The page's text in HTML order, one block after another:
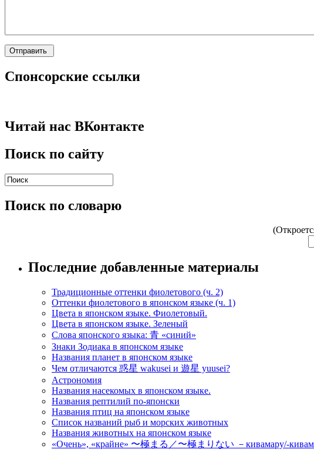
Спонсорские ссылки
Читай нас ВКонтакте
Поиск по сайту
Поиск по словарю
Последние добавленные материалы
Традиционные оттенки фиолетового (ч. 2)
Оттенки фиолетового в японском языке (ч. 1)
Цвета в японском языке. Фиолетовый.
Цвета в японском языке. Зеленый
Слова японского языка: 青 «синий»
Знаки Зодиака в японском языке
Названия планет в японском языке
Чем отличаются 惑星 wakusei и 遊星 yuusei?
Астрономия
Названия насекомых в японском языке.
Названия рептилий по-японски
Названия птиц на японском языке
Список названий рыб и морских животных
Названия животных на японском языке
«Очень», «крайне» 〜極まる／〜極まりない －кивамару/-